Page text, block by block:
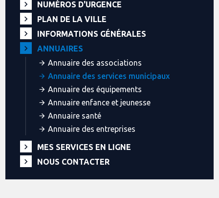
NUMÉROS D'URGENCE
PLAN DE LA VILLE
INFORMATIONS GÉNÉRALES
ANNUAIRES
Annuaire des associations
Annuaire des services municipaux
Annuaire des équipements
Annuaire enfance et jeunesse
Annuaire santé
Annuaire des entreprises
MES SERVICES EN LIGNE
NOUS CONTACTER